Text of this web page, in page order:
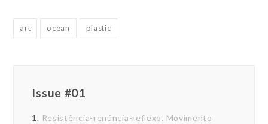
art ocean plastic
Issue #01
1. Resistência-renúncia-reflexo. Movimento